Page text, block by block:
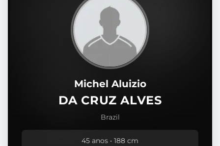
Michel Aluizio
DA CRUZ ALVES
Brazil
45 anos • 188 cm